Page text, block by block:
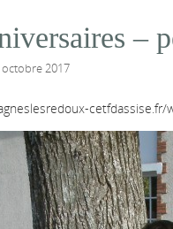
–
octobre 2017